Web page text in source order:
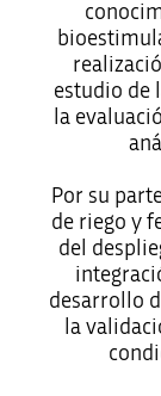
estudio de
la
Por su
de riego y
del
desarrollo
la